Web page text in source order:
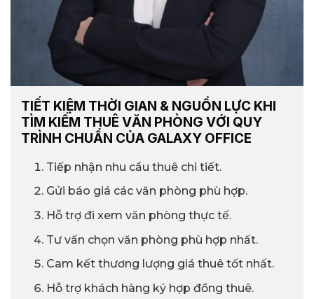
TIẾT KIỆM THỜI GIAN & NGUỒN LỰC KHI
TÌM KIẾM THUÊ VĂN PHÒNG VỚI QUY
TRÌNH CHUẨN CỦA GALAXY OFFICE
Tiếp nhận nhu cầu thuê chi tiết.
Gửi báo giá các văn phòng phù hợp.
Hỗ trợ đi xem văn phòng thực tế.
Tư vấn chọn văn phòng phù hợp nhất.
Cam kết thương lượng giá thuê tốt nhất.
Hỗ trợ khách hàng ký hợp đồng thuê.